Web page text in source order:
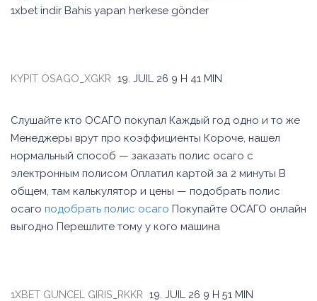
1xbet indir Bahis yapan herkese gönder
KYPIT OSAGO_XGKR 19. JUIL 26 9 H 41 MIN
Слушайте кто ОСАГО покупал Каждый год одно и то же
Менеджеры врут про коэффициенты Короче, нашел
нормальный способ — заказать полис осаго с
электронным полисом Оплатил картой за 2 минуты В
общем, там калькулятор и цены — подобрать полис
осаго подобрать полис осаго Покупайте ОСАГО онлайн
выгодно Перешлите тому у кого машина
1XBET GUNCEL GIRIS_RKKR 19. JUIL 26 9 H 51 MIN